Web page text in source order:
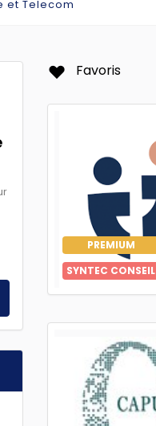
et Telecom
Favoris
PREMIUM
SYNTEC CONSEIL